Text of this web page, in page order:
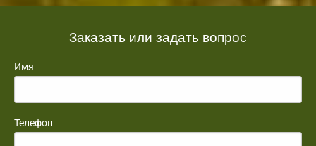
Заказать или задать вопрос
Имя
Телефон